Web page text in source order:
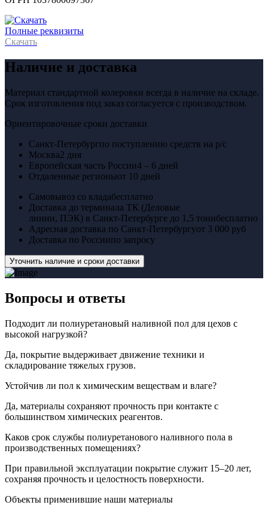
Полные реквизиты
Скачать
Наличие и доставка
Материал стандартной колеровки всегда в наличие на складе.
Срок изготовления под заказ согласуется с производством.
Ориентировочные сроки доставки
Санкт-Петербургпо поступлению средств на р/с
Москва2 дня
Европейская часть России4 – 6 дней
Отдаленные регионыот 10 дней
Самовывоз со кладабесплатно
Доставка до терминала ТК (Деловые
линии, ПЭК) в Санкт-Петербурге до 1,5 тоннбесплатно
Адресная доставка по Санкт-Петербургуот 3 000 руб
Доставка по Россиипо запросу
Уточнить наличие и сроки доставки
Вопросы и ответы
Подходит ли полиуретановый наливной пол для цехов с
высокой нагрузкой?
Да, покрытие выдерживает движение техники и
складирование тяжелых грузов.
Устойчив ли пол к химическим веществам и влаге?
Да, материалы сохраняют прочность при контакте с
большинством химических реагентов.
Каков срок службы полиуретанового наливного пола в
производственных помещениях?
При правильной эксплуатации покрытие служит 15–20 лет,
сохраняя прочность и целостность поверхности.
Объекты применившие наши материалы